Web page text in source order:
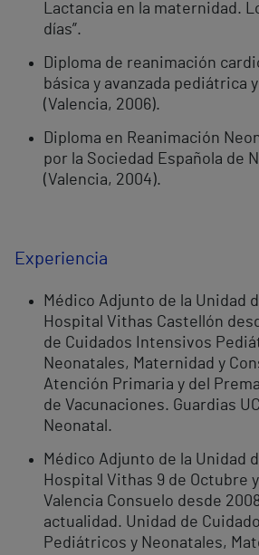
Lactancia en la maternidad.
días”.
Diploma de reanimación
básica y avanzada pediátrica
(Valencia, 2006).
Diploma en Reanimación
por la Sociedad Española de
(Valencia, 2004).
Experiencia
Médico Adjunto de la Unidad
Hospital Vithas Castellón
de Cuidados Intensivos
Neonatales, Maternidad y
Atención Primaria y del
de Vacunaciones. Guardias
Neonatal.
Médico Adjunto de la Unidad
Hospital Vithas 9 de Octubre
Valencia Consuelo desde
actualidad. Unidad de
Pediátricos y Neonatales,